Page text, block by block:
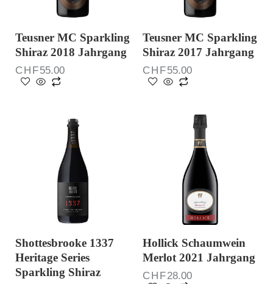
Teusner MC Sparkling
Shiraz 2018 Jahrgang
CHF55.00
Teusner MC Sparkling
Shiraz 2017 Jahrgang
CHF55.00
Shottesbrooke 1337
Heritage Series
Sparkling Shiraz
Hollick Schaumwein
Merlot 2021 Jahrgang
CHF28.00